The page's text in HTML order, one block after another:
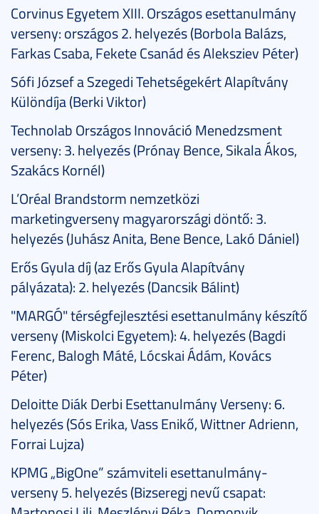
Corvinus Egyetem XIII. Országos esettanulmány
verseny: országos 2. helyezés (Borbola Balázs,
Farkas Csaba, Fekete Csanád és Aleksziev Péter)
Sófi József a Szegedi Tehetségekért Alapítvány
Különdíja (Berki Viktor)
Technolab Országos Innováció Menedzsment
verseny: 3. helyezés (Prónay Bence, Sikala Ákos,
Szakács Kornél)
L’Oréal Brandstorm nemzetközi
marketingverseny magyarországi döntő: 3.
helyezés (Juhász Anita, Bene Bence, Lakó Dániel)
Erős Gyula díj (az Erős Gyula Alapítvány
pályázata): 2. helyezés (Dancsik Bálint)
"MARGÓ" térségfejlesztési esettanulmány készítő
verseny (Miskolci Egyetem): 4. helyezés (Bagdi
Ferenc, Balogh Máté, Lócskai Ádám, Kovács
Péter)
Deloitte Diák Derbi Esettanulmány Verseny: 6.
helyezés (Sós Erika, Vass Enikő, Wittner Adrienn,
Forrai Lujza)
KPMG „BigOne” számviteli esettanulmány-
verseny 5. helyezés (Bizseregj nevű csapat: